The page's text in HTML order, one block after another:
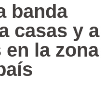
banda
casas y a
la zona